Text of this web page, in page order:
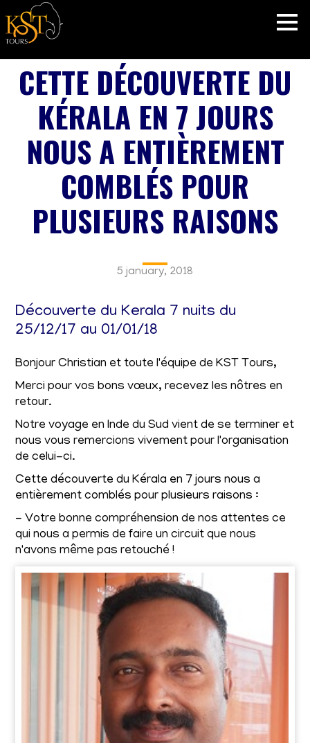
CETTE DÉCOUVERTE DU
KÉRALA EN 7 JOURS
NOUS A ENTIÈREMENT
COMBLÉS POUR
PLUSIEURS RAISONS
5 january, 2018
Découverte du Kerala 7 nuits du
25/12/17 au 01/01/18
Bonjour Christian et toute l'équipe de KST Tours,
Merci pour vos bons vœux, recevez les nôtres en
retour.
Notre voyage en Inde du Sud vient de se terminer et
nous vous remercions vivement pour l'organisation
de celui-ci.
Cette découverte du Kérala en 7 jours nous a
entièrement comblés pour plusieurs raisons :
- Votre bonne compréhension de nos attentes ce
qui nous a permis de faire un circuit que nous
n'avons même pas retouché !